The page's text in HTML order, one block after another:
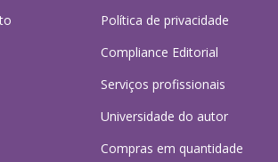
Política de privacidade
Compliance Editorial
Serviços profissionais
Universidade do autor
Compras em quantidade